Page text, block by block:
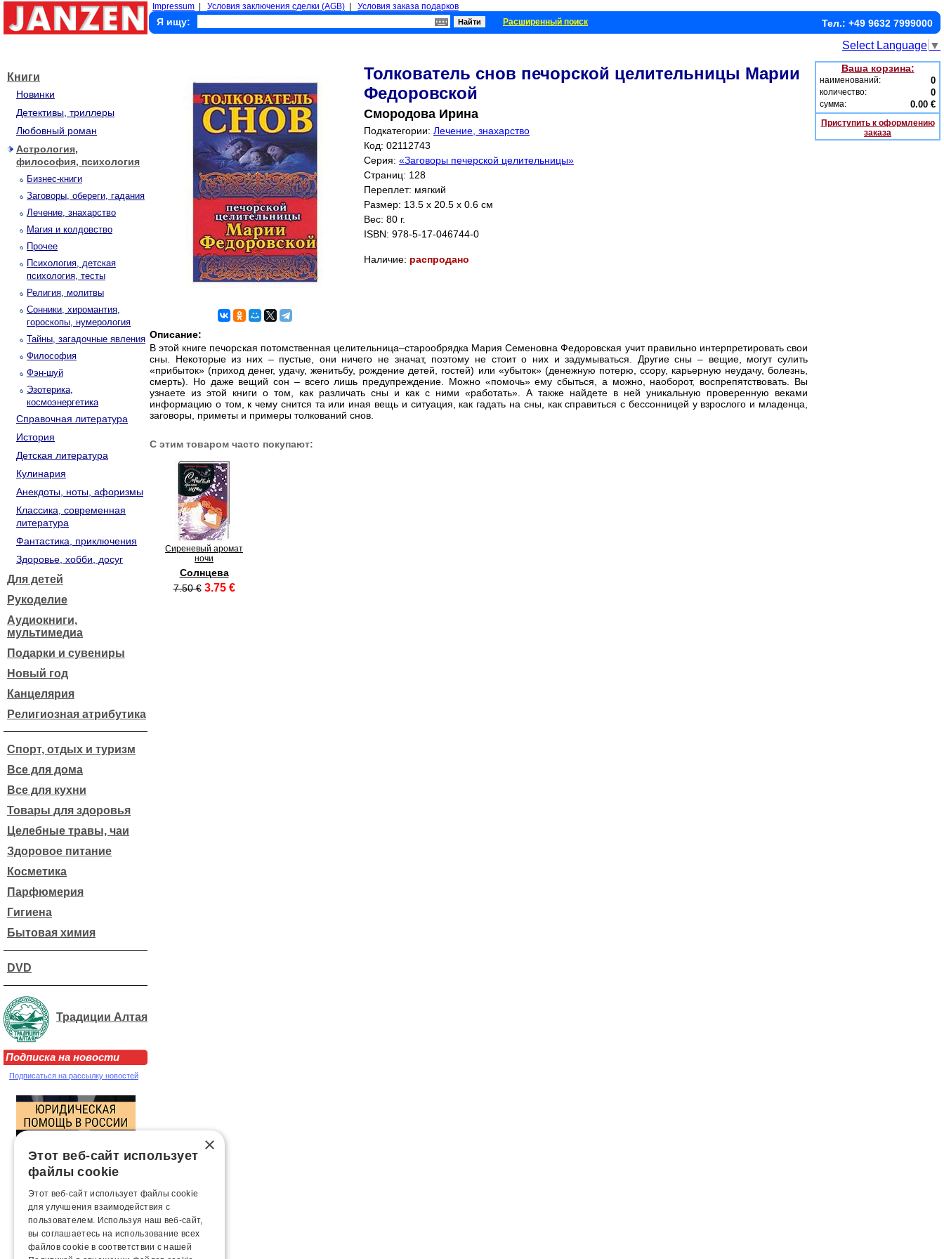
Impressum Условия заключения сделки (AGB) Условия заказа подарков
Я ищу: Расширенный поиск Тел.: +49 9632 7999000
Select Language ▼
Книги
Новинки
Детективы, триллеры
Любовный роман
Астрология,
философия, психология
Бизнес-книги
Заговоры, обереги, гадания
Лечение, знахарство
Магия и колдовство
Прочее
Психология, детская
психология, тесты
Религия, молитвы
Сонники, хиромантия,
гороскопы, нумерология
Тайны, загадочные явления
Философия
Фэн-шуй
Эзотерика,
космоэнергетика
Справочная литература
История
Детская литература
Кулинария
Анекдоты, ноты, афоризмы
Классика, современная
литература
Фантастика, приключения
Здоровье, хобби, досуг
Для детей
Рукоделие
Аудиокниги,
мультимедиа
Подарки и сувениры
Новый год
Канцелярия
Религиозная атрибутика
Спорт, отдых и туризм
Все для дома
Все для кухни
Товары для здоровья
Целебные травы, чаи
Здоровое питание
Косметика
Парфюмерия
Гигиена
Бытовая химия
DVD
Традиции Алтая
Подписка на новости
Подписаться на рассылку новостей
Толкователь снов печорской целительницы Марии
Федоровской
Смородова Ирина
Подкатегории: Лечение, знахарство
Код: 02112743
Серия: «Заговоры печерской целительницы»
Страниц: 128
Переплет: мягкий
Размер: 13.5 x 20.5 x 0.6 см
Вес: 80 г.
ISBN: 978-5-17-046744-0
Наличие: распродано
Описание:
В этой книге печорская потомственная целительница–старообрядка Мария Семеновна Федоровская учит правильно интерпретировать свои
сны. Некоторые из них – пустые, они ничего не значат, поэтому не стоит о них и задумываться. Другие сны – вещие, могут сулить
«прибыток» (приход денег, удачу, женитьбу, рождение детей, гостей) или «убыток» (денежную потерю, ссору, карьерную неудачу, болезнь,
смерть). Но даже вещий сон – всего лишь предупреждение. Можно «помочь» ему сбыться, а можно, наоборот, воспрепятствовать. Вы
узнаете из этой книги о том, как различать сны и как с ними «работать». А также найдете в ней уникальную проверенную веками
информацию о том, к чему снится та или иная вещь и ситуация, как гадать на сны, как справиться с бессонницей у взрослого и младенца,
заговоры, приметы и примеры толкований снов.
С этим товаром часто покупают:
Сиреневый аромат
ночи
Солнцева
7.50 € 3.75 €
Ваша корзина:
наименований: 0
количество: 0
сумма: 0.00 €
Приступить к оформлению
заказа
×
Этот веб-сайт использует
файлы cookie
Этот веб-сайт использует файлы cookie
для улучшения взаимодействия с
пользователем. Используя наш веб-сайт,
вы соглашаетесь на использование всех
файлов cookie в соответствии с нашей